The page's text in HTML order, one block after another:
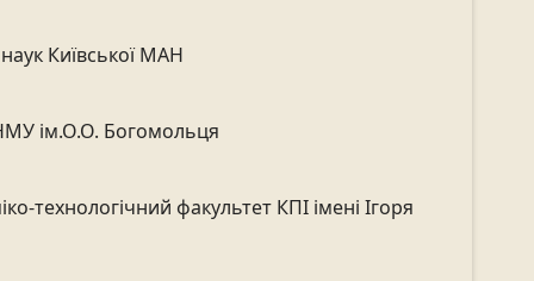
Київської МАН
ім.О.О. Богомольця
технологічний факультет КПІ імені Ігоря